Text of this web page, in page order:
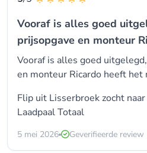
Vooraf is alles goed
prijsopgave en monteur
Vooraf is alles goed
en monteur Ricardo heeft het
Flip uit Lisserbroek zocht
Laadpaal Totaal
5 mei 2026 Geverifieerde review